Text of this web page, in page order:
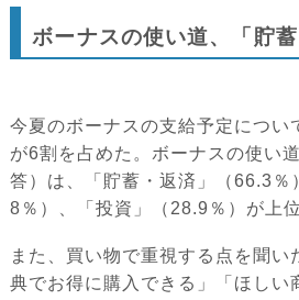
ボーナスの使い道、「貯
今夏のボーナスの支給予定につい
が6割を占めた。ボーナスの使い
答）は、「貯蓄・返済」（66.3％
8％）、「投資」（28.9％）が上
また、買い物で重視する点を聞い
典でお得に購入できる」「ほしい